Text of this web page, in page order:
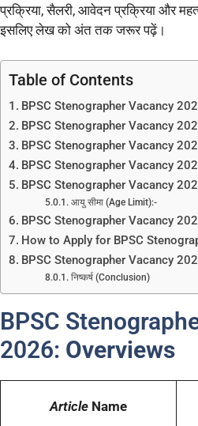
प्रक्रिया, सैलरी, आवेदन प्रक्रिया और
इसलिए लेख को अंत तक जरूर पढ़ें।
Table of Contents
BPSC Stenographer Vacancy
BPSC Stenographer Vacancy
BPSC Stenographer Vacancy
BPSC Stenographer Vacancy
BPSC Stenographer Vacancy
आयु सीमा (Age Limit):-
BPSC Stenographer Vacancy
How to Apply for BPSC
BPSC Stenographer Vacancy
निष्कर्ष (Conclusion)
BPSC
2026: Overviews
Article Name